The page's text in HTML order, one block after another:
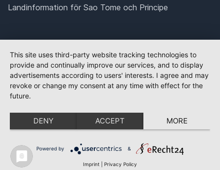
Landinformation för Sao Tome och Principe
This site uses third-party website tracking technologies to
provide and continually improve our services, and to display
advertisements according to users' interests. I agree and may
revoke or change my consent at any time with effect for the
future.
DENY ACCEPT MORE
Powered by &
Imprint Privacy Policy